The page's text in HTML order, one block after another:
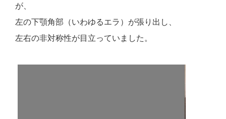
が、
左の下顎角部（いわゆるエラ）が張り出し、
左右の非対称性が目立っていました。